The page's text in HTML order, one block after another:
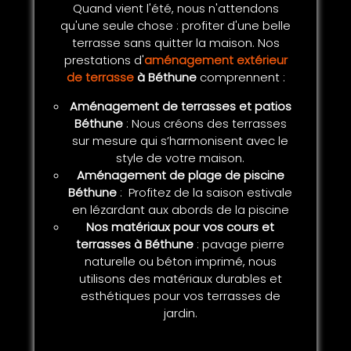
Quand vient l'été, nous n'attendons
qu'une seule chose : profiter d'une belle
terrasse sans quitter la maison. Nos
prestations d'aménagement extérieur
de terrasseà Béthune comprennent :
Aménagement de terrasses et patios
Béthune: Nous créons des terrasses
sur mesure qui s’harmonisent avec le
style de votre maison.
Aménagement de plage de piscine
Béthune : Profitez de la saison estivale
en lézardant aux abords de la piscine
Nos matériaux pour vos cours et
terrasses à Béthune : pavage pierre
naturelle ou béton imprimé, nous
utilisons des matériaux durables et
esthétiques pour vos terrasses de
jardin.